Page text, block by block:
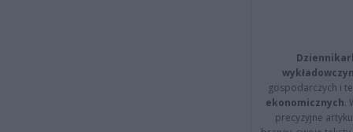
gospodarczych i
ekonomicznych.
precyzyjne